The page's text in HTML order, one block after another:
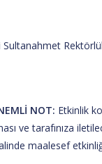
NOT: Etkinlik
ve tarafınıza
maalesef